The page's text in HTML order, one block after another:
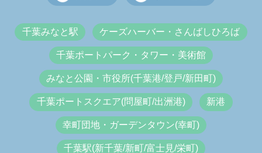
千葉みなと駅 ケーズハーバー・さんばしひろば
千葉ポートパーク・タワー・美術館
みなと公園・市役所(千葉港/登戸/新田町)
千葉ポートスクエア(問屋町/出洲港) 新港
幸町団地・ガーデンタウン(幸町)
千葉駅(新千葉/新町/富士見/栄町)